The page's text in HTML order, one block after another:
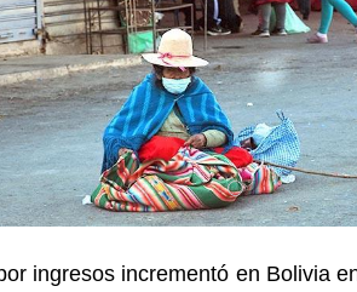
ingresos incrementó en Bolivia